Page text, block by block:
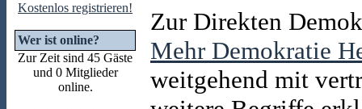
Kostenlos registrieren!
Wer ist online?
Zur Zeit sind 45 Gäste
und 0 Mitglieder
online.
Zur Direkten
Mehr Demokratie
weitgehend mit